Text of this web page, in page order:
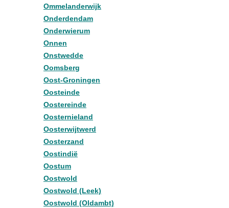
Ommelanderwijk
Onderdendam
Onderwierum
Onnen
Onstwedde
Oomsberg
Oost-Groningen
Oosteinde
Oostereinde
Oosternieland
Oosterwijtwerd
Oosterzand
Oostindië
Oostum
Oostwold
Oostwold (Leek)
Oostwold (Oldambt)